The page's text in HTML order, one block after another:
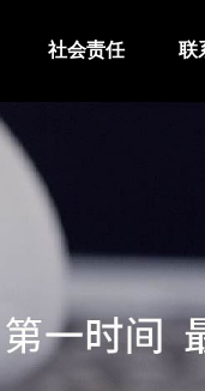
社会责任 联